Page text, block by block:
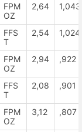
FPM
OZ
2,64 1,043
FFS
T
2,54 1,024
FPM
OZ
2,94 ,922
FFS
T
2,08 ,901
FPM
OZ
3,12 ,807